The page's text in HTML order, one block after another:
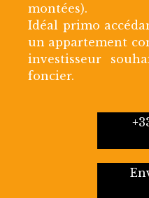
montées).
Idéal primo
un appartement
investisseur
foncier.